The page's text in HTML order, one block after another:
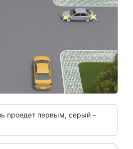
проедет первым, серый –